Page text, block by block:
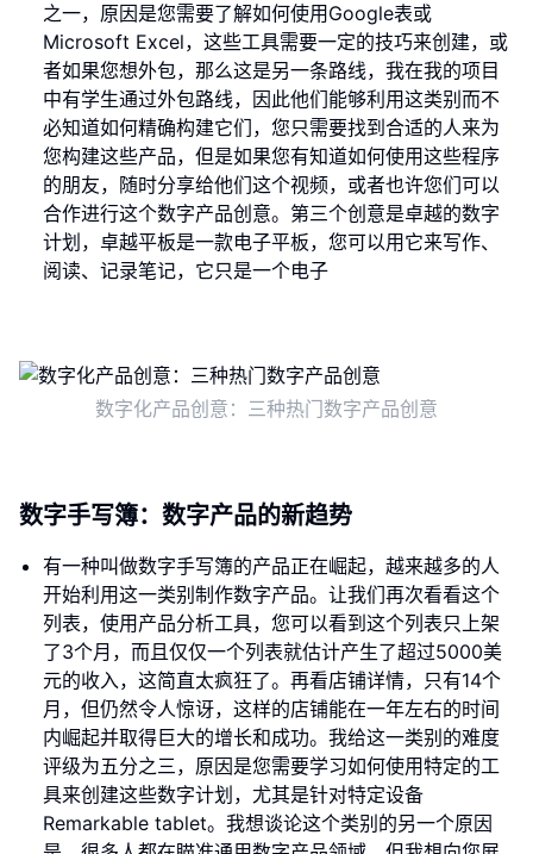
之一，原因是您需要了解如何使用Google表或
Microsoft Excel，这些工具需要一定的技巧来创建，或
者如果您想外包，那么这是另一条路线，我在我的项目
中有学生通过外包路线，因此他们能够利用这类别而不
必知道如何精确构建它们，您只需要找到合适的人来为
您构建这些产品，但是如果您有知道如何使用这些程序
的朋友，随时分享给他们这个视频，或者也许您们可以
合作进行这个数字产品创意。第三个创意是卓越的数字
计划，卓越平板是一款电子平板，您可以用它来写作、
阅读、记录笔记，它只是一个电子
数字化产品创意：三种热门数字产品创意
数字手写簿：数字产品的新趋势
有一种叫做数字手写簿的产品正在崛起，越来越多的人
开始利用这一类别制作数字产品。让我们再次看看这个
列表，使用产品分析工具，您可以看到这个列表只上架
了3个月，而且仅仅一个列表就估计产生了超过5000美
元的收入，这简直太疯狂了。再看店铺详情，只有14个
月，但仍然令人惊讶，这样的店铺能在一年左右的时间
内崛起并取得巨大的增长和成功。我给这一类别的难度
评级为五分之三，原因是您需要学习如何使用特定的工
具来创建这些数字计划，尤其是针对特定设备
Remarkable tablet。我想谈论这个类别的另一个原因